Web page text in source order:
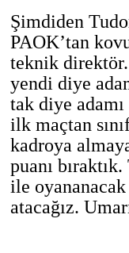
Şimdiden
PAOK’tan
teknik direktör.
yendi diye
tak diye
ilk maçtan
kadroya
puanı
ile
atacağız.